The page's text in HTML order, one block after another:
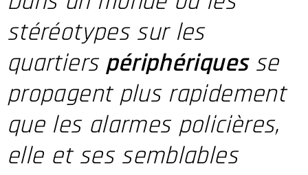
stéréotypes sur les
quartierspériphériques se
propagent plus rapidement
que les alarmes policières,
elle et ses semblables